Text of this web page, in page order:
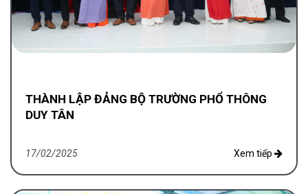
THÀNH LẬP ĐẢNG BỘ TRƯỜNG PHỔ THÔNG
DUY TÂN
17/02/2025 Xem tiếp